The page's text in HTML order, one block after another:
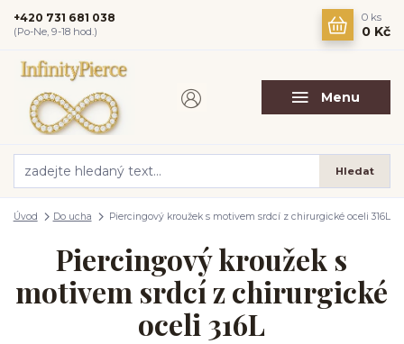
Menu
Hledat
+420 731 681 038
(Po-Ne, 9-18 hod.)
0 ks
0 Kč
Úvod Do ucha Piercingový kroužek s motivem srdcí z chirurgické oceli 316L
Piercingový kroužek s
motivem srdcí z chirurgické
oceli 316L